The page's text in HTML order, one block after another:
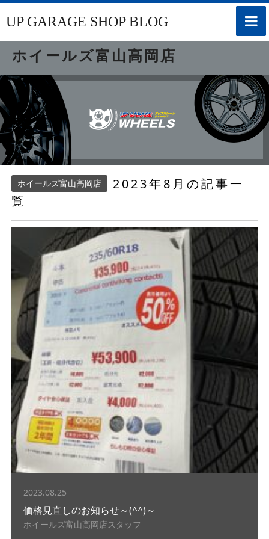
toggle
UP GARAGE SHOP BLOG
ホイールズ富山高岡店
ホイールズ富山高岡店
2023年8月の記事一
覧
2023.08.25
価格見直しのお知らせ～(^^)～
ホイールズ富山高岡店スタッフ